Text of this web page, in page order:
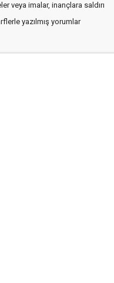
veya imalar, inançlara saldırı
yazılmış yorumlar